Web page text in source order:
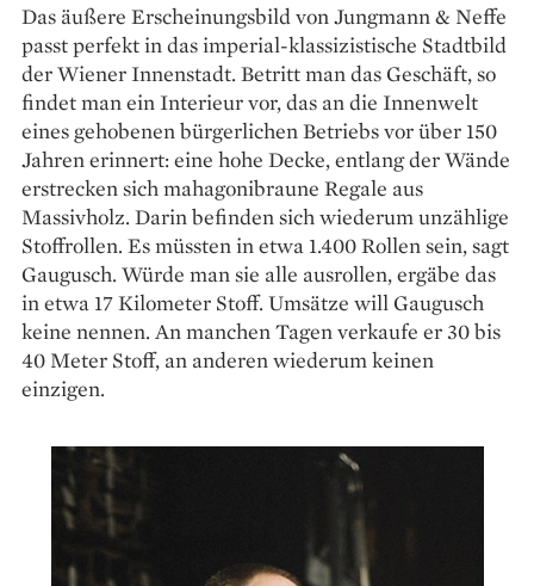
Das äußere Erscheinungsbild von Jungmann & Neffe
passt perfekt in das imperial-klassizistische Stadtbild
der Wiener Innenstadt. Betritt man das Geschäft, so
findet man ein Interieur vor, das an die Innenwelt
eines gehobenen bürgerlichen Betriebs vor über 150
Jahren erinnert: eine hohe Decke, entlang der Wände
erstrecken sich mahagonibraune Regale aus
Massivholz. Darin befinden sich wiederum unzählige
Stoffrollen. Es müssten in etwa 1.400 Rollen sein, sagt
Gaugusch. Würde man sie alle ausrollen, ergäbe das
in etwa 17 Kilometer Stoff. Umsätze will Gaugusch
keine nennen. An manchen Tagen verkaufe er 30 bis
40 Meter Stoff, an anderen wiederum keinen
einzigen.